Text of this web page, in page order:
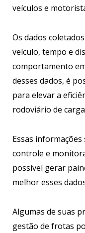
veículos e
Os dados
veículo, tempo e
comportamento
desses dados, é
para elevar a
rodoviário de
Essas
controle e
possível gerar
melhor esses
Algumas de suas
gestão de frotas